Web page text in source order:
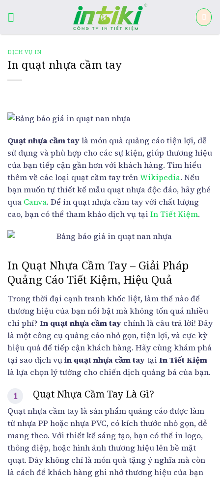
DỊCH VỤ IN
In quạt nhựa cầm tay
Quạt nhựa cầm taylà món quà quảng cáo tiện lợi, dễ
sử dụng và phù hợp cho các sự kiện, giúp thương hiệu
của bạn tiếp cận gần hơn với khách hàng. Tìm hiểu
thêm về các loại quạt cầm tay trênWikipedia. Nếu
bạn muốn tự thiết kế mẫu quạt nhựa độc đáo, hãy ghé
qua Canva. Để in quạt nhựa cầm tay với chất lượng
cao, bạn có thể tham khảo dịch vụ tại In Tiết Kiệm.
In Quạt Nhựa Cầm Tay – Giải Pháp
Quảng Cáo Tiết Kiệm, Hiệu Quả
Trong thời đại cạnh tranh khốc liệt, làm thế nào để
thương hiệu của bạn nổi bật mà không tốn quá nhiều
chi phí? In quạt nhựa cầm tay chính là câu trả lời! Đây
là một công cụ quảng cáo nhỏ gọn, tiện lợi, và cực kỳ
hiệu quả để tiếp cận khách hàng. Hãy cùng khám phá
tại sao dịch vụin quạt nhựa cầm taytại In Tiết Kiệm
là lựa chọn lý tưởng cho chiến dịch quảng bá của bạn.
Quạt Nhựa Cầm Tay Là Gì?
Quạt nhựa cầm tay là sản phẩm quảng cáo được làm
từ nhựa PP hoặc nhựa PVC, có kích thước nhỏ gọn, dễ
mang theo. Với thiết kế sáng tạo, bạn có thể in logo,
thông điệp, hoặc hình ảnh thương hiệu lên bề mặt
quạt. Đây không chỉ là món quà tặng ý nghĩa mà còn
là cách để khách hàng ghi nhớ thương hiệu của bạn